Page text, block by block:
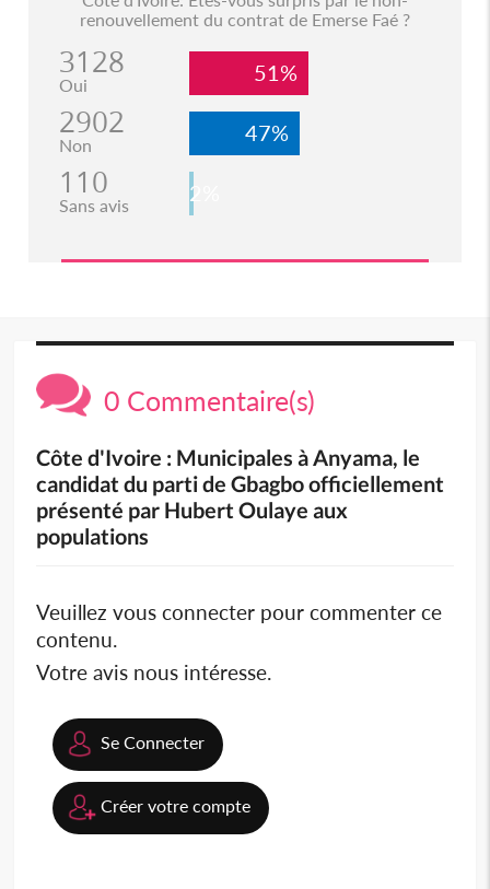
renouvellement du contrat de Emerse Faé ?
3128
Oui 51%
2902
Non 47%
110
Sans avis 2%
0 Commentaire(s)
Côte d'Ivoire : Municipales à Anyama, le
candidat du parti de Gbagbo officiellement
présenté par Hubert Oulaye aux
populations
Veuillez vous connecter pour commenter ce
contenu.
Votre avis nous intéresse.
Se Connecter
Créer votre compte